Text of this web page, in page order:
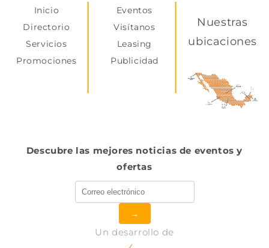
Inicio
Directorio
Servicios
Promociones
Eventos
Visítanos
Leasing
Publicidad
Nuestras
ubicaciones
Descubre las mejores noticias de eventos y
ofertas
→
Un desarrollo de